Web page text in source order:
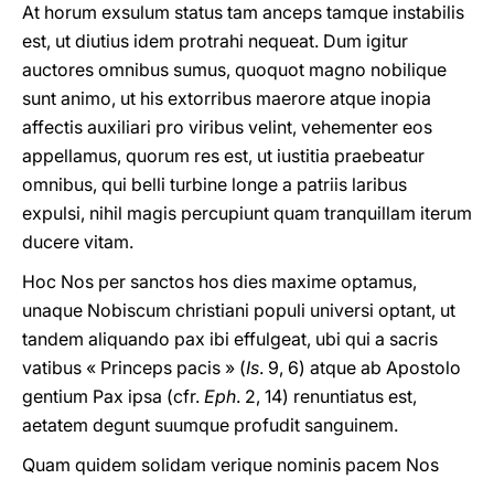
At horum exsulum status tam anceps tamque instabilis
est, ut diutius idem protrahi nequeat. Dum igitur
auctores omnibus sumus, quoquot magno nobilique
sunt animo, ut his extorribus maerore atque inopia
affectis auxiliari pro viribus velint, vehementer eos
appellamus, quorum res est, ut iustitia praebeatur
omnibus, qui belli turbine longe a patriis laribus
expulsi, nihil magis percupiunt quam tranquillam iterum
ducere vitam.
Hoc Nos per sanctos hos dies maxime optamus,
unaque Nobiscum christiani populi universi optant, ut
tandem aliquando pax ibi effulgeat, ubi qui a sacris
vatibus « Princeps pacis » (Is. 9, 6) atque ab Apostolo
gentium Pax ipsa (cfr. Eph. 2, 14) renuntiatus est,
aetatem degunt suumque profudit sanguinem.
Quam quidem solidam verique nominis pacem Nos